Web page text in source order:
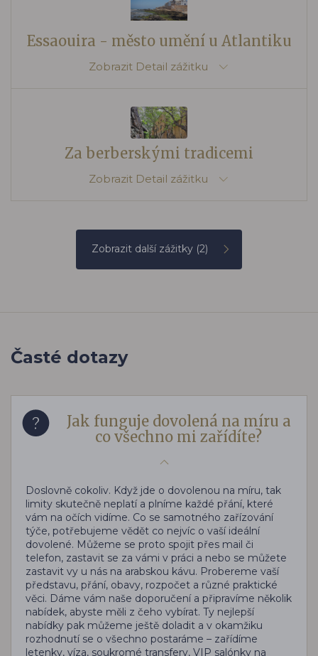
Essaouira - město umění u Atlantiku
Zobrazit Detail zážitku
Za berberskými tradicemi
Zobrazit Detail zážitku
Zobrazit další zážitky (2)
Časté dotazy
Jak funguje dovolená na míru a
co všechno mi zařídíte?
Doslovně cokoliv. Když jde o dovolenou na míru, tak
limity skutečně neplatí a plníme každé přání, které
vám na očích vidíme. Co se samotného zařízování
týče, potřebujeme vědět co nejvíc o vaší ideální
dovolené. Můžeme se proto spojit přes mail či
telefon, zastavit se za vámi v práci a nebo se můžete
zastavit vy u nás na arabskou kávu. Probereme vaší
představu, přání, obavy, rozpočet a různé praktické
věci. Dáme vám naše doporučení a připravíme několik
nabídek, abyste měli z čeho vybírat. Ty nejlepší
nabídky pak můžeme ještě doladit a v okamžiku
rozhodnutí se o všechno postaráme – zařídíme
letenky, víza, soukromé transfery, VIP salónky na